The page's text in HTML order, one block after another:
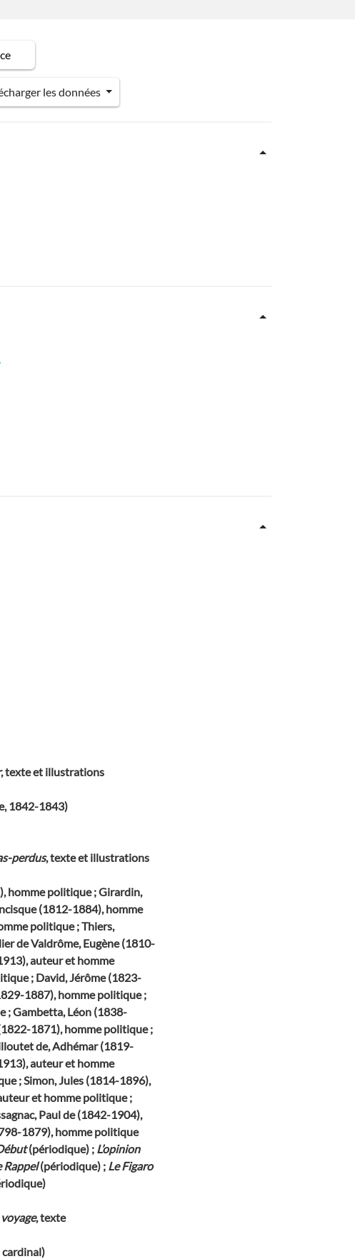
les données
, texte et illustrations
1842-1843)
perdus, texte et illustrations
homme politique ; Girardin,
(1812-1884), homme
politique ; Thiers,
de Valdrôme, Eugène (1810-
auteur et homme
; David, Jérôme (1823-
1887), homme politique ;
; Gambetta, Léon (1838-
1871), homme politique ;
de, Adhémar (1819-
auteur et homme
; Simon, Jules (1814-1896),
et homme politique ;
Paul de (1842-1904),
1879), homme politique
(périodique) ; L’opinion
Rappel(périodique) ; Le Figaro
, texte